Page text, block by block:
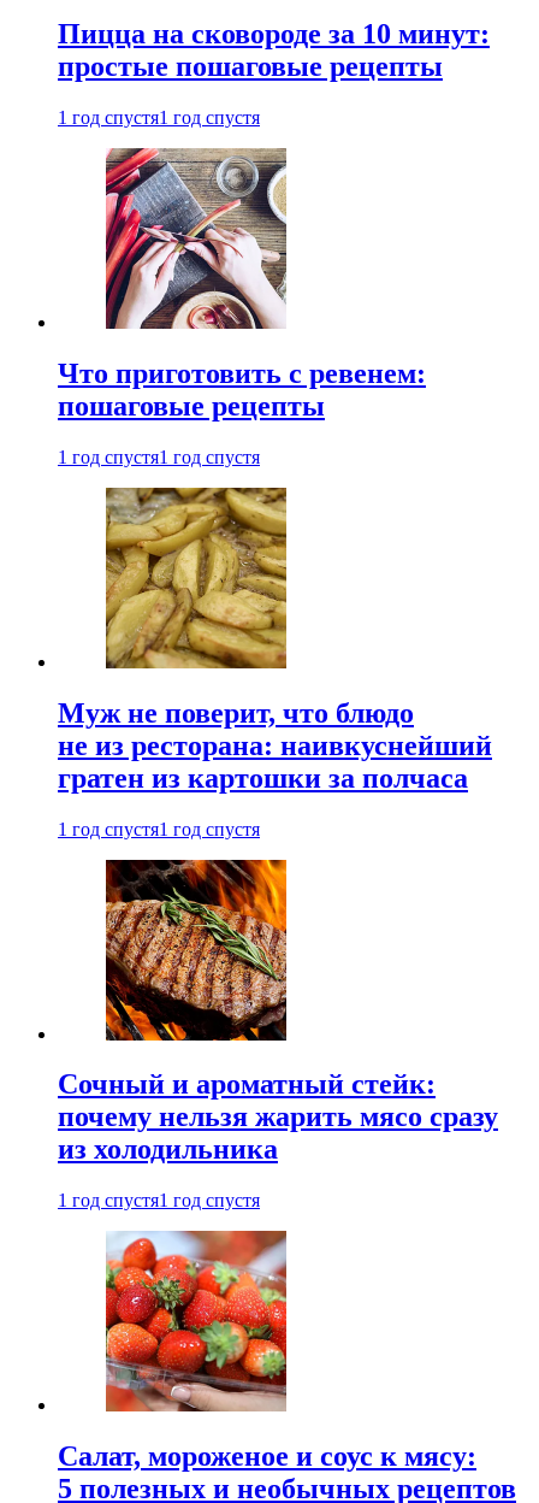
Пицца на сковороде за 10 минут:
простые пошаговые рецепты
1 год спустя1 год спустя
Что приготовить с ревенем:
пошаговые рецепты
1 год спустя1 год спустя
Муж не поверит, что блюдо
не из ресторана: наивкуснейший
гратен из картошки за полчаса
1 год спустя1 год спустя
Сочный и ароматный стейк:
почему нельзя жарить мясо сразу
из холодильника
1 год спустя1 год спустя
Салат, мороженое и соус к мясу:
5 полезных и необычных рецептов